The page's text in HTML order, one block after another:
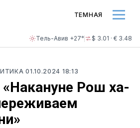
Тель-Авив +27° $ 3.01 · € 3.48
ТЕМНАЯ
01.10.2024 18:13
«Накануне Рош ха-